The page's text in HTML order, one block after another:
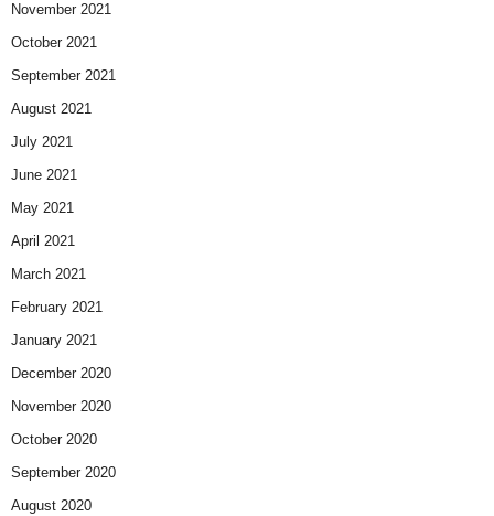
November 2021
October 2021
September 2021
August 2021
July 2021
June 2021
May 2021
April 2021
March 2021
February 2021
January 2021
December 2020
November 2020
October 2020
September 2020
August 2020